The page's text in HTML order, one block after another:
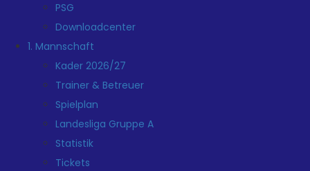
PSG
Downloadcenter
1. Mannschaft
Kader 2026/27
Trainer & Betreuer
Spielplan
Landesliga Gruppe A
Statistik
Tickets